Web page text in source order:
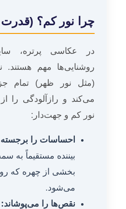
چرا نور کم؟ (قدرت
در عکاسی پرتره،
روشنایی‌ها مهم هستند.
(مثل نور ظهر) تمام
می‌کند و رازآلودگی را
نور کم و جهت‌دار:
احساسات را
بیننده مستقیماً به
بخشی از چهره که
می‌شود.
نقص‌ها را می‌پوشاند: